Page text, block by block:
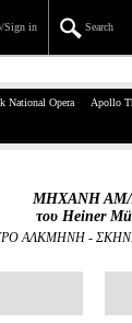
Search
Sign in
39, Panepistimiou Str,
Sign up/Sign in
Check out
National Opera Apollo
ΜΗΧΑΝΗ
του Heiner
ΑΛΚΜΗΝΗ-